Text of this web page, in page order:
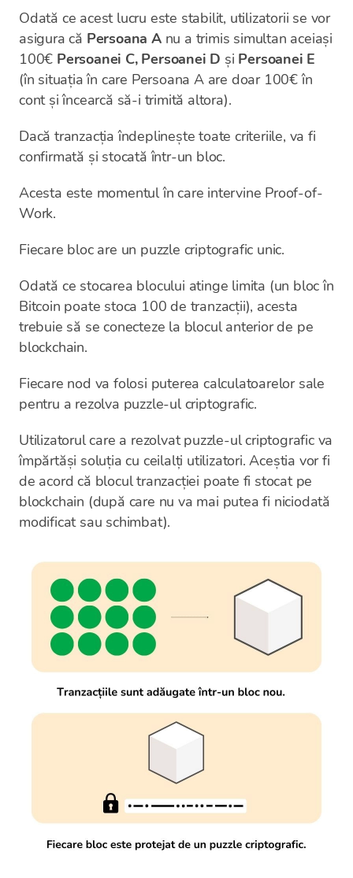
Odată ce acest lucru este stabilit, utilizatorii se vor
asigura că Persoana Anu a trimis simultan aceiași
100€ Persoanei C, Persoanei D și Persoanei E
(în situația în care Persoana A are doar 100€ în
cont și încearcă să-i trimită altora).
Dacă tranzacția îndeplinește toate criteriile, va fi
confirmată și stocată într-un bloc.
Acesta este momentul în care intervine Proof-of-
Work.
Fiecare bloc are un puzzle criptografic unic.
Odată ce stocarea blocului atinge limita (un bloc în
Bitcoin poate stoca 100 de tranzacții), acesta
trebuie să se conecteze la blocul anterior de pe
blockchain.
Fiecare nod va folosi puterea calculatoarelor sale
pentru a rezolva puzzle-ul criptografic.
Utilizatorul care a rezolvat puzzle-ul criptografic va
împărtăși soluția cu ceilalți utilizatori. Aceștia vor fi
de acord că blocul tranzacției poate fi stocat pe
blockchain (după care nu va mai putea fi niciodată
modificat sau schimbat).